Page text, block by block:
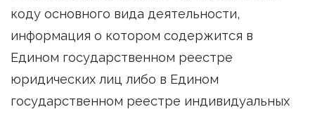
коду основного вида деятельности,
информация о котором содержится в
Едином государственном реестре
юридических лиц либо в Едином
государственном реестре индивидуальных